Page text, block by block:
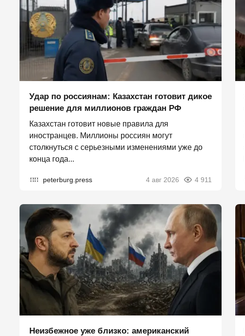
Удар по россиянам: Казахстан готовит дикое
решение для миллионов граждан РФ
Казахстан готовит новые правила для
иностранцев. Миллионы россиян могут
столкнуться с серьезными изменениями уже до
конца года...
peterburg.press 4 авг 2026 4 911
Неизбежное уже близко: американский